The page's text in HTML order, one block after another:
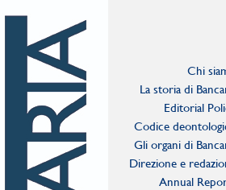
Chi
La storia di
Editorial
Codice
Gli organi di
Direzione e
Annual